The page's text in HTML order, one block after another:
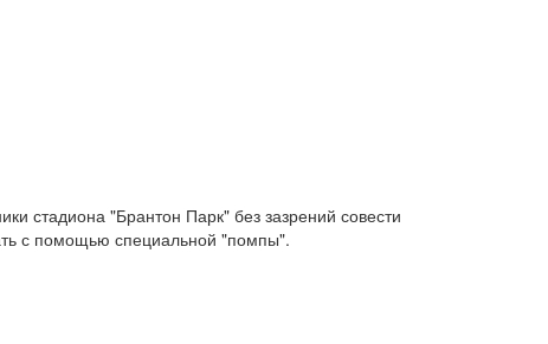
стадиона "Брантон Парк" без зазрений совести
с помощью специальной "помпы".